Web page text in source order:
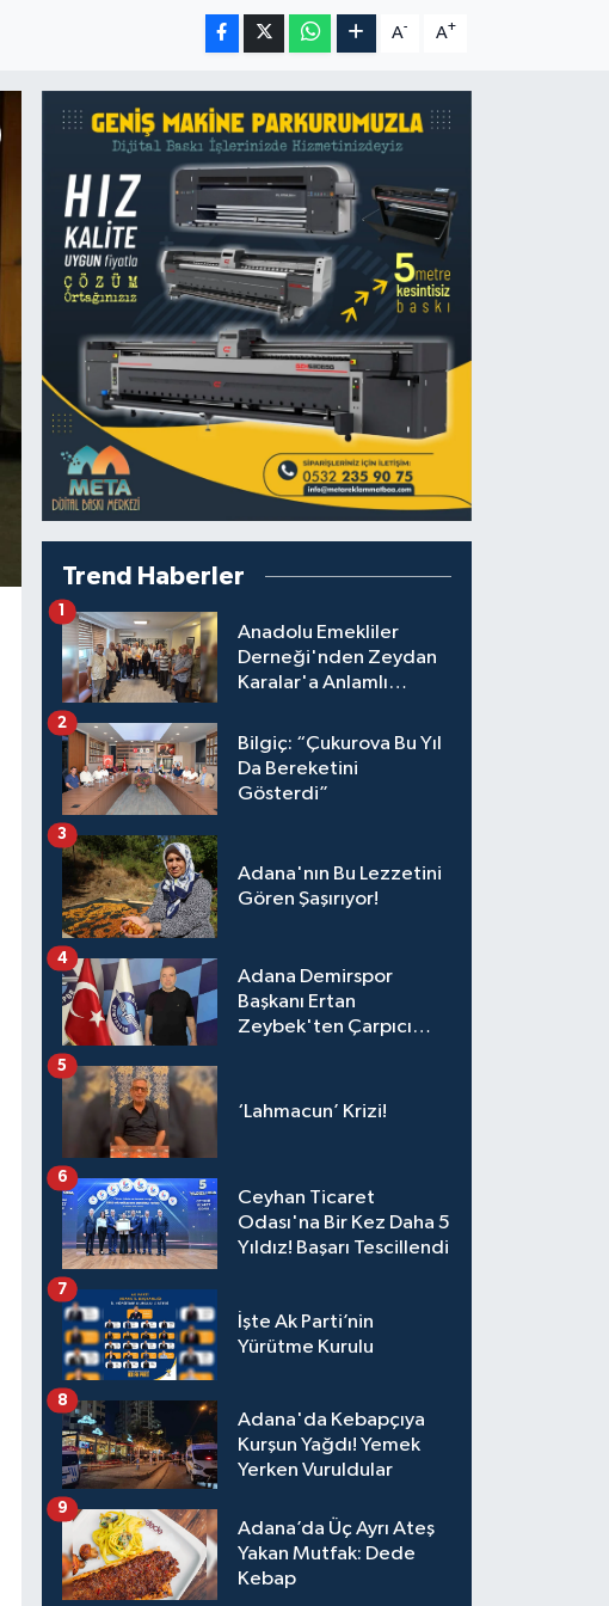
A- A+
Trend Haberler
Anadolu Emekliler
Derneği'nden Zeydan
Karalar'a Anlamlı
1
Bilgiç: “Çukurova Bu Yıl
Da Bereketini
Gösterdi”
2
Adana'nın Bu Lezzetini
Gören Şaşırıyor!
3
Adana Demirspor
Başkanı Ertan
Zeybek'ten Çarpıcı
Sürer"
4
‘Lahmacun’ Krizi!
5
Ceyhan Ticaret
Odası'na Bir Kez Daha 5
Yıldız! Başarı Tescillendi
6
İşte Ak Parti’nin
Yürütme Kurulu
7
Adana'da Kebapçıya
Kurşun Yağdı! Yemek
Yerken Vuruldular
8
Adana’da Üç Ayrı Ateş
Yakan Mutfak: Dede
Kebap
9